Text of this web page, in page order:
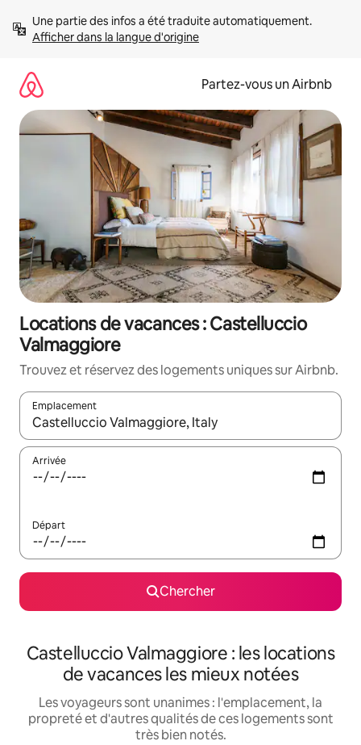
directement
Afficher dans la langue d'origine
Partez-vous un Airbnb
Locations de vacances : Castelluccio
Valmaggiore
Trouvez et réservez des logements uniques sur Airbnb.
Emplacement
Quand les résultats sont affichés, parcourez-les en utilisant
Arrivée
Départ
Chercher
Castelluccio Valmaggiore : les locations
de vacances les mieux notées
Les voyageurs sont unanimes : l'emplacement, la
propreté et d'autres qualités de ces logements sont
très bien notés.